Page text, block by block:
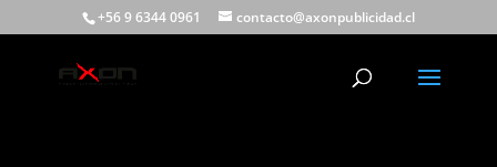
+56 9 6344 0961 contacto@axonpublicidad.cl